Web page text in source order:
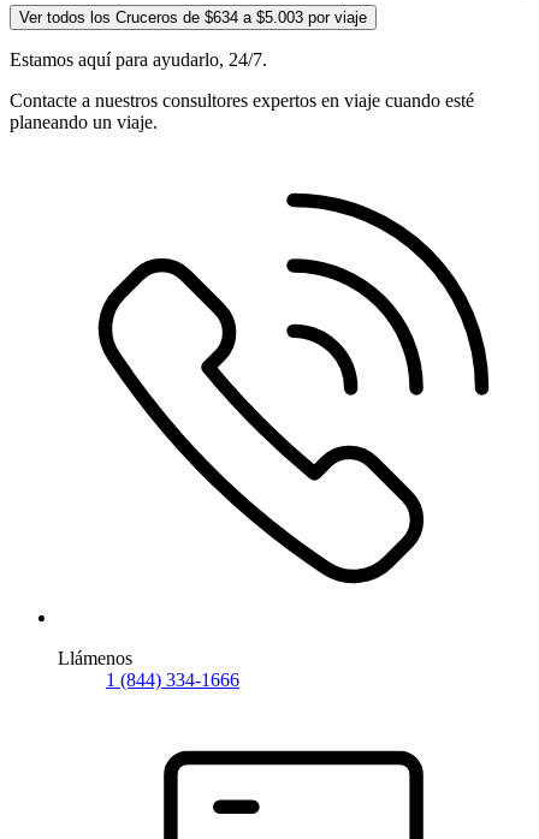
Ver todos los Cruceros de $634 a $5.003 por viaje
Estamos aquí para ayudarlo, 24/7.
Contacte a nuestros consultores expertos en viaje cuando esté
planeando un viaje.
Llámenos
1 (844) 334-1666